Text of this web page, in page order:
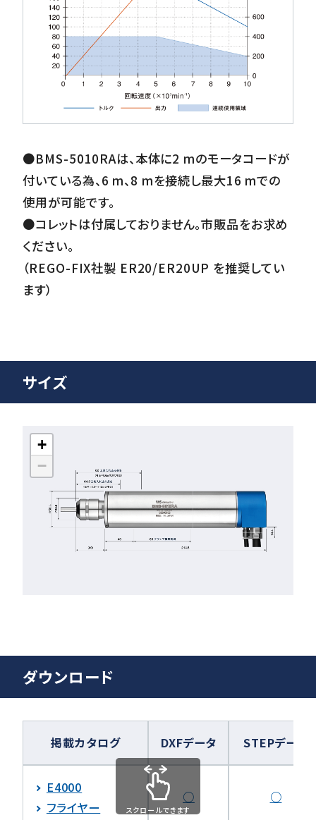
●BMS-5010RAは、本体に2 mのモータコードが
付いている為、6 m、8 mを接続し最大16 mでの
使用が可能です。
●コレットは付属しておりません。市販品をお求め
ください。
（REGO-FIX社製 ER20/ER20UP を推奨してい
ます）
サイズ
ダウンロード
掲載カタログ DXFデータ STEPデータ
E4000
フライヤー
○ ○
スクロールできます
+
−